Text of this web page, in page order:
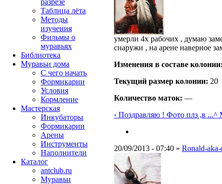
умерли 4х рабочих , думаю
снаружи , на арене наверное
Изменения в составе
Текущий размер кoлонии: 20
Количество маток: —
‹ Поздравляю ! Фото плз ,в ...^
20/09/2013 - 07:40 » Ronald-aka-
разрезе
Таблица лёта
Методы
изучения
Фильмы о
муравьях
Библиотека
Муравьи дома
С чего начать
Формикарии
Условия
Кормление
Мастерская
Инкубаторы
Формикарии
Арены
Инструменты
Наполнители
Каталог
antclub.ru
Муравьи